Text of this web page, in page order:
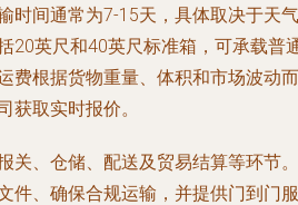
时间通常为7-15天，具体取决于天气
20英尺和40英尺标准箱，可承载普
费根据货物重量、体积和市场波动而
获取实时报价。
关、仓储、配送及贸易结算等环节。
件、确保合规运输，并提供门到门服